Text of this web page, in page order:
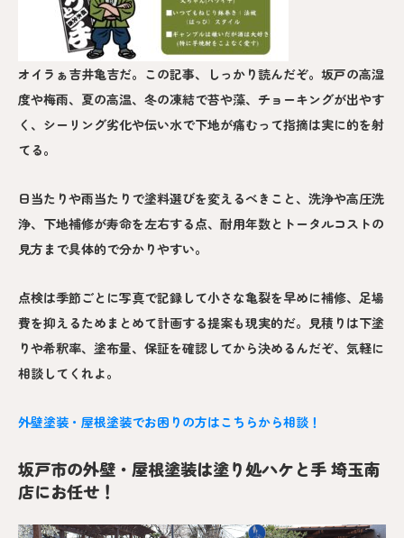
オイラぁ吉井亀吉だ。この記事、しっかり読んだぞ。坂戸の高湿
度や梅雨、夏の高温、冬の凍結で苔や藻、チョーキングが出やす
く、シーリング劣化や伝い水で下地が痛むって指摘は実に的を射
てる。
日当たりや雨当たりで塗料選びを変えるべきこと、洗浄や高圧洗
浄、下地補修が寿命を左右する点、耐用年数とトータルコストの
見方まで具体的で分かりやすい。
点検は季節ごとに写真で記録して小さな亀裂を早めに補修、足場
費を抑えるためまとめて計画する提案も現実的だ。見積りは下塗
りや希釈率、塗布量、保証を確認してから決めるんだぞ、気軽に
相談してくれよ。
外壁塗装・屋根塗装でお困りの方はこちらから相談！
坂戸市の外壁・屋根塗装は塗り処ハケと手 埼玉南
店にお任せ！